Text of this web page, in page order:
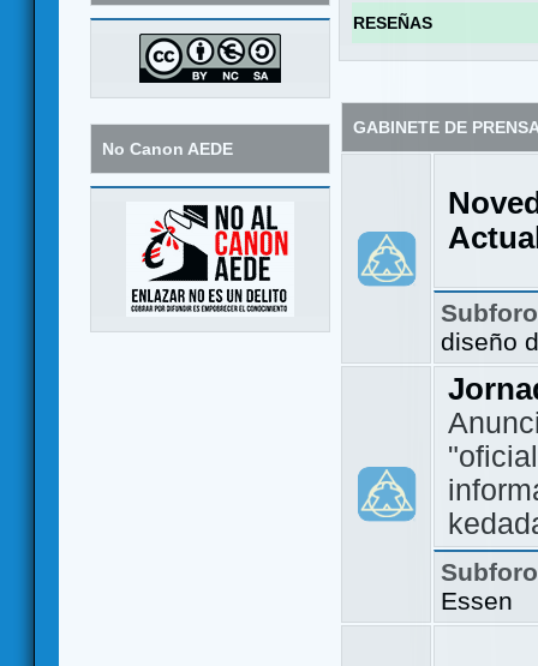
No Canon AEDE
RESEÑAS
GABINETE DE
diseño
Essen